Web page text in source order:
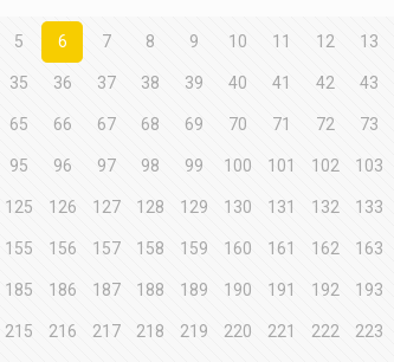
5 6 7 8 9 10 11 12 13
35 36 37 38 39 40 41 42 43
65 66 67 68 69 70 71 72 73
95 96 97 98 99 100 101 102 103
125 126 127 128 129 130 131 132 133
155 156 157 158 159 160 161 162 163
185 186 187 188 189 190 191 192 193
215 216 217 218 219 220 221 222 223